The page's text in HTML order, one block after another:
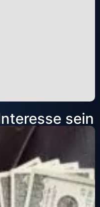
sein